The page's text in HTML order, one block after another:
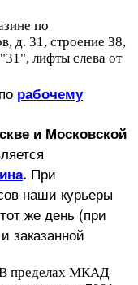
по
д. 31, строение 38,
лифты слева от
рабочему
и Московской
. При
наши курьеры
же день (при
заказанной
пределах МКАД